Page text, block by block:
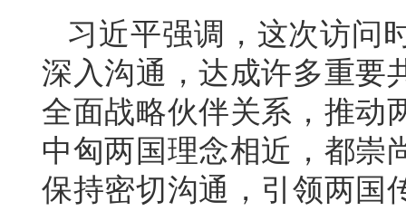
习近平强调，这次访问
深入沟通，达成许多重要
全面战略伙伴关系，推动
中匈两国理念相近，都崇
保持密切沟通，引领两国